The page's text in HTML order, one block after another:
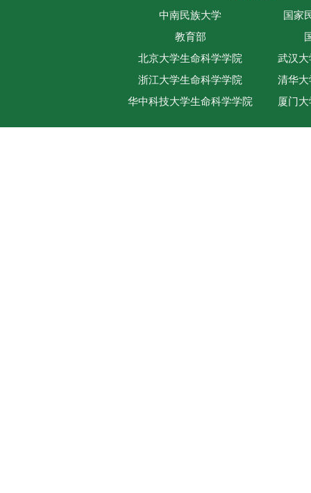
中南民族大学
国家
教育部
北京大学生命科学学院
武汉
浙江大学生命科学学院
清华
华中科技大学生命科学学院
厦门